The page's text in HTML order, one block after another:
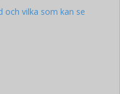
och vilka som kan se